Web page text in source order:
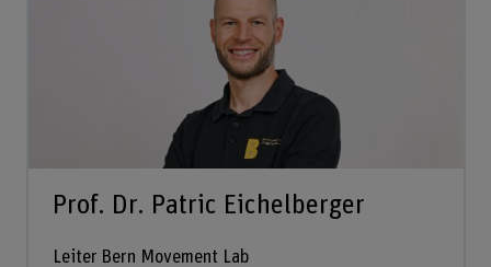
Prof. Dr. Patric Eichelberger
Leiter Bern Movement Lab